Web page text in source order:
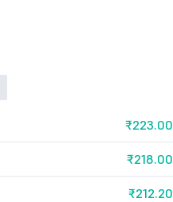
₹223.00
₹218.00
₹212.20